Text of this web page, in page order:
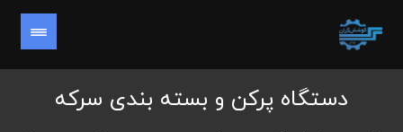
دستگاه پرکن و بسته بندی سرکه